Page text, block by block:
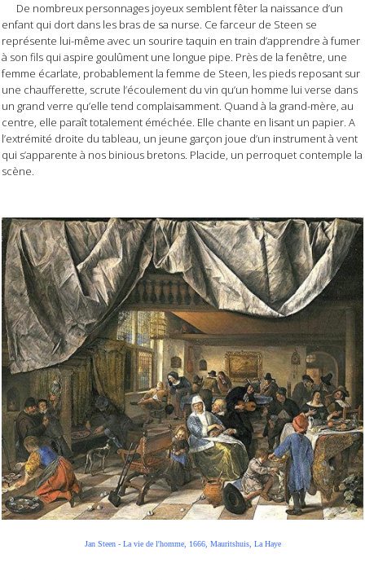
De nombreux personnages joyeux semblent fêter la naissance d’un
enfant qui dort dans les bras de sa nurse. Ce farceur de Steen se
représente lui-même avec un sourire taquin en train d’apprendre à fumer
à son fils qui aspire goulûment une longue pipe. Près de la fenêtre, une
femme écarlate, probablement la femme de Steen, les pieds reposant sur
une chaufferette, scrute l’écoulement du vin qu’un homme lui verse dans
un grand verre qu’elle tend complaisamment. Quand à la grand-mère, au
centre, elle paraît totalement éméchée. Elle chante en lisant un papier. A
l’extrémité droite du tableau, un jeune garçon joue d’un instrument à vent
qui s’apparente à nos binious bretons. Placide, un perroquet contemple la
scène.
Jan Steen - La vie de l'homme, 1666, Mauritshuis, La Haye